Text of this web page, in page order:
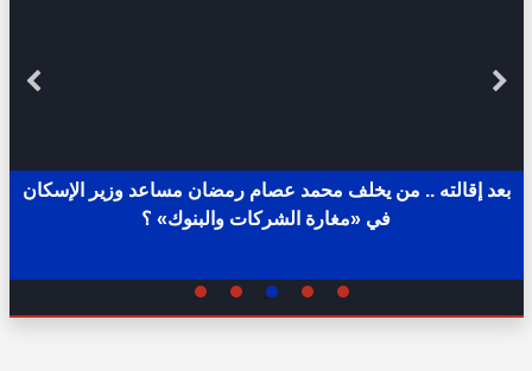
بعد إقالته .. من يخلف محمد عصام رمضان مساعد وزير الإسكان
في «مغارة الشركات والبنوك» ؟